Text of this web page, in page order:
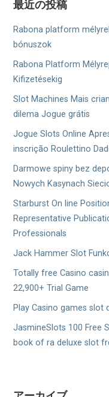
シ
ョ
ン
最近の投稿
Rabona platform
bónuszok
Rabona Platform
Kifizetésekig
Slot Machines Mais
dilema Jogue grátis
Jogue Slots Online
inscrição Roulettino
Darmowe spiny bez
Nowych Kasynach
Starburst On line
Representative
Professionals
Jack Hammer Slot
Totally free Casino
22,900+ Trial Game
Play Casino games
JasmineSlots 100 Free
book of ra deluxe slot